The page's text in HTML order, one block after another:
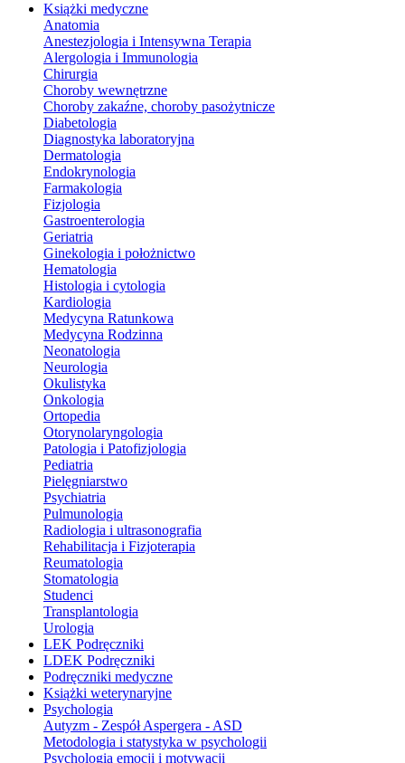
Książki medyczne
Anatomia
Anestezjologia i Intensywna Terapia
Alergologia i Immunologia
Chirurgia
Choroby wewnętrzne
Choroby zakaźne, choroby pasożytnicze
Diabetologia
Diagnostyka laboratoryjna
Dermatologia
Endokrynologia
Farmakologia
Fizjologia
Gastroenterologia
Geriatria
Ginekologia i położnictwo
Hematologia
Histologia i cytologia
Kardiologia
Medycyna Ratunkowa
Medycyna Rodzinna
Neonatologia
Neurologia
Okulistyka
Onkologia
Ortopedia
Otorynolaryngologia
Patologia i Patofizjologia
Pediatria
Pielęgniarstwo
Psychiatria
Pulmunologia
Radiologia i ultrasonografia
Rehabilitacja i Fizjoterapia
Reumatologia
Stomatologia
Studenci
Transplantologia
Urologia
LEK Podręczniki
LDEK Podręczniki
Podręczniki medyczne
Książki weterynaryjne
Psychologia
Autyzm - Zespół Aspergera - ASD
Metodologia i statystyka w psychologii
Psychologia emocji i motywacji